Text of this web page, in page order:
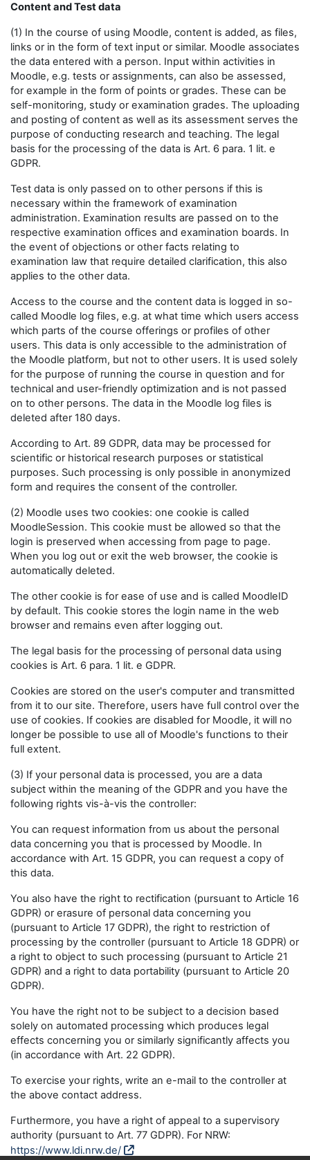
Content and Test data
(1) In the course of using Moodle, content is added, as files,
links or in the form of text input or similar. Moodle associates
the data entered with a person. Input within activities in
Moodle, e.g. tests or assignments, can also be assessed,
for example in the form of points or grades. These can be
self-monitoring, study or examination grades. The uploading
and posting of content as well as its assessment serves the
purpose of conducting research and teaching. The legal
basis for the processing of the data is Art. 6 para. 1 lit. e
GDPR.
Test data is only passed on to other persons if this is
necessary within the framework of examination
administration. Examination results are passed on to the
respective examination offices and examination boards. In
the event of objections or other facts relating to
examination law that require detailed clarification, this also
applies to the other data.
Access to the course and the content data is logged in so-
called Moodle log files, e.g. at what time which users access
which parts of the course offerings or profiles of other
users. This data is only accessible to the administration of
the Moodle platform, but not to other users. It is used solely
for the purpose of running the course in question and for
technical and user-friendly optimization and is not passed
on to other persons. The data in the Moodle log files is
deleted after 180 days.
According to Art. 89 GDPR, data may be processed for
scientific or historical research purposes or statistical
purposes. Such processing is only possible in anonymized
form and requires the consent of the controller.
(2) Moodle uses two cookies: one cookie is called
MoodleSession. This cookie must be allowed so that the
login is preserved when accessing from page to page.
When you log out or exit the web browser, the cookie is
automatically deleted.
The other cookie is for ease of use and is called MoodleID
by default. This cookie stores the login name in the web
browser and remains even after logging out.
The legal basis for the processing of personal data using
cookies is Art. 6 para. 1 lit. e GDPR.
Cookies are stored on the user's computer and transmitted
from it to our site. Therefore, users have full control over the
use of cookies. If cookies are disabled for Moodle, it will no
longer be possible to use all of Moodle's functions to their
full extent.
(3) If your personal data is processed, you are a data
subject within the meaning of the GDPR and you have the
following rights vis-à-vis the controller:
You can request information from us about the personal
data concerning you that is processed by Moodle. In
accordance with Art. 15 GDPR, you can request a copy of
this data.
You also have the right to rectification (pursuant to Article 16
GDPR) or erasure of personal data concerning you
(pursuant to Article 17 GDPR), the right to restriction of
processing by the controller (pursuant to Article 18 GDPR) or
a right to object to such processing (pursuant to Article 21
GDPR) and a right to data portability (pursuant to Article 20
GDPR).
You have the right not to be subject to a decision based
solely on automated processing which produces legal
effects concerning you or similarly significantly affects you
(in accordance with Art. 22 GDPR).
To exercise your rights, write an e-mail to the controller at
the above contact address.
Furthermore, you have a right of appeal to a supervisory
authority (pursuant to Art. 77 GDPR). For NRW:
https://www.ldi.nrw.de/